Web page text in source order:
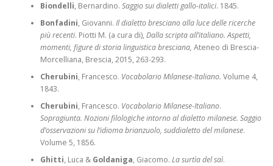
Biondelli, Bernardino. Saggio sui dialetti gallo-italici. 1845.
Bonfadini, Giovanni. Il dialetto bresciano alla luce delle ricerche
più recenti. Piotti M. (a cura di), Dalla scripta all’italiano. Aspetti,
momenti, figure di storia linguistica bresciana, Ateneo di Brescia-
Morcelliana, Brescia, 2015, 263-293.
Cherubini, Francesco. Vocabolario Milanese-Italiano. Volume 4,
1843.
Cherubini, Francesco. Vocabolario Milanese-Italiano.
Sopragiunta. Nozioni filologiche intorno al dialetto milanese. Saggio
d’osservazioni su l’idioma brianzuolo, suddialetto del milanese.
Volume 5, 1856.
Ghitti, Luca & Goldaniga, Giacomo. La surtìa del saì.